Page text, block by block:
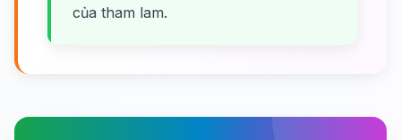
của tham lam.